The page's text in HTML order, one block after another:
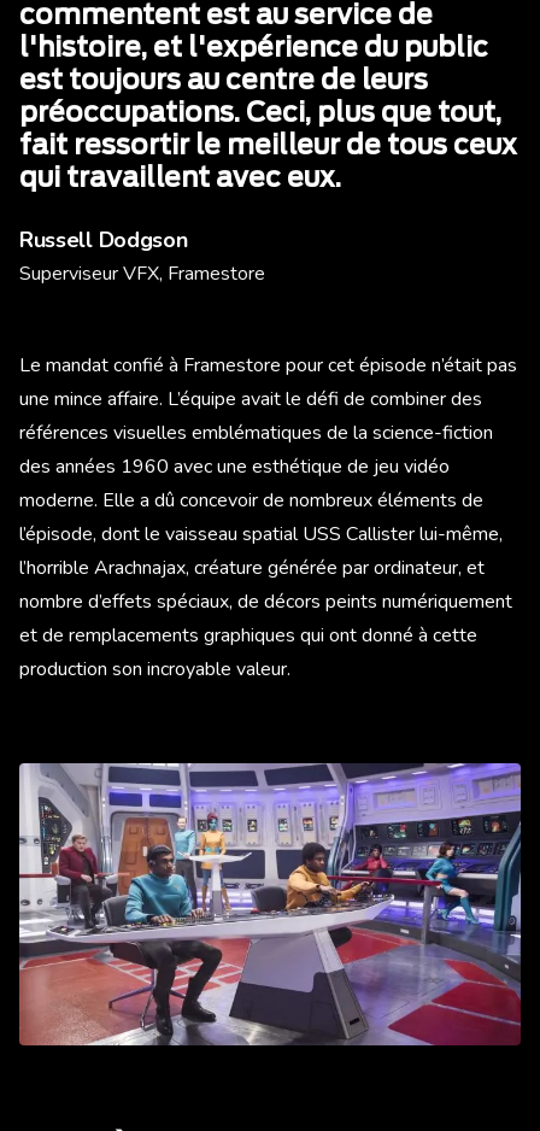
commentent est au service de
l'histoire, et l'expérience du public
est toujours au centre de leurs
préoccupations. Ceci, plus que tout,
fait ressortir le meilleur de tous ceux
qui travaillent avec eux.
Russell Dodgson
Superviseur VFX, Framestore
Le mandat confié à Framestore pour cet épisode n’était pas
une mince affaire. L’équipe avait le défi de combiner des
références visuelles emblématiques de la science-fiction
des années 1960 avec une esthétique de jeu vidéo
moderne. Elle a dû concevoir de nombreux éléments de
l’épisode, dont le vaisseau spatial USS Callister lui-même,
l’horrible Arachnajax, créature générée par ordinateur, et
nombre d’effets spéciaux, de décors peints numériquement
et de remplacements graphiques qui ont donné à cette
production son incroyable valeur.